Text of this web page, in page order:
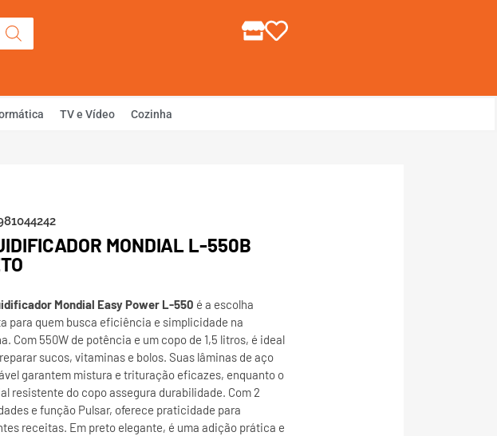
Olá, Faça Login ou Cadastre-se
TV e Vídeo Cozinha
MONDIAL L-550B
Mondial Easy Power L-550 é a escolha
para quem busca eficiência e simplicidade na
Com 550W de potência e um copo de 1,5 litros, é ideal
sucos, vitaminas e bolos. Suas lâminas de aço
garantem mistura e trituração eficazes, enquanto o
resistente do copo assegura durabilidade. Com 2
e função Pulsar, oferece praticidade para
receitas. Em preto elegante, é uma adição prática e